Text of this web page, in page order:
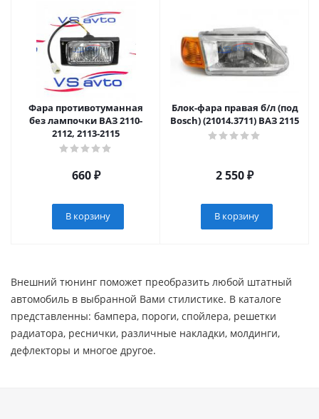
Фара противотуманная
без лампочки ВАЗ 2110-
2112, 2113-2115
660₽
В корзину
Блок-фара правая б/л (под
Bosch) (21014.3711) ВАЗ 2115
2 550₽
В корзину
Внешний тюнинг поможет преобразить любой штатный
автомобиль в выбранной Вами стилистике. В каталоге
представленны: бампера, пороги, спойлера, решетки
радиатора, реснички, различные накладки, молдинги,
дефлекторы и многое другое. ​